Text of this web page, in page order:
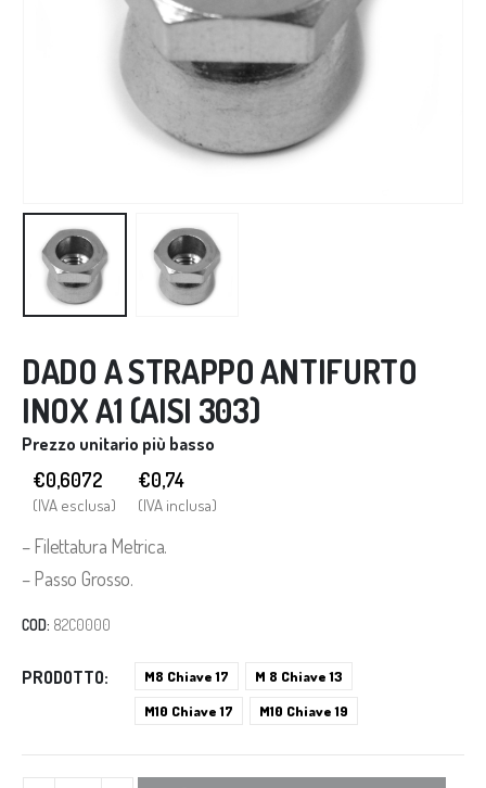
DADO A STRAPPO ANTIFURTO
INOX A1 (AISI 303)
Prezzo unitario più basso
€0,6072
(IVA esclusa)
€0,74
(IVA inclusa)
– Filettatura Metrica.
– Passo Grosso.
COD: 82C0000
PRODOTTO M8 Chiave 17
M 8 Chiave 13
M10 Chiave 17
M10 Chiave 19